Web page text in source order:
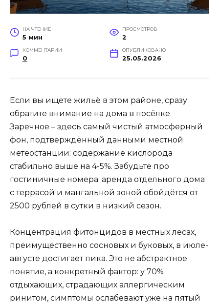
НА ЧТЕНИЕ
5 мин
ПРОСМОТРОВ
2
КОММЕНТАРИИ
0
ОПУБЛИКОВАНО
25.05.2026
Если вы ищете жильё в этом районе, сразу
обратите внимание на дома в посёлке
Заречное – здесь самый чистый атмосферный
фон, подтверждённый данными местной
метеостанции: содержание кислорода
стабильно выше на 4-5%. Забудьте про
гостиничные номера: аренда отдельного дома
с террасой и мангальной зоной обойдётся от
2500 рублей в сутки в низкий сезон.
Концентрация фитонцидов в местных лесах,
преимущественно сосновых и буковых, в июле-
августе достигает пика. Это не абстрактное
понятие, а конкретный фактор: у 70%
отдыхающих, страдающих аллергическим
ринитом, симптомы ослабевают уже на пятый